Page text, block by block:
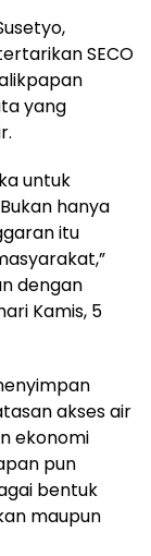
SECO
yang
untuk
hanya
itu
dengan
Kamis, 5
akses air
ekonomi
pun
bentuk
maupun